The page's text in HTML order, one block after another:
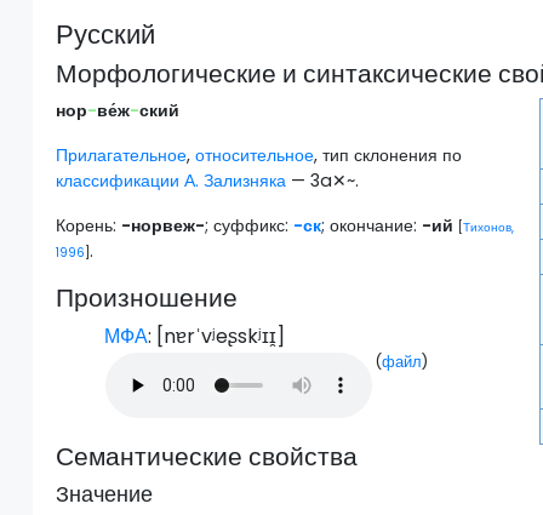
Русский
Морфологические и синтаксические
нор-ве́ж-ский
Прилагательное,относительное, тип склонения по
классификации А. Зализняка — 3a✕~.
Корень: -норвеж-; суффикс: -ск; окончание: -ий [Тихонов,
1996 ].
Произношение
МФА: [nɐrˈvʲeʂskʲɪɪ̯]
(файл)
Семантические свойства
Значение